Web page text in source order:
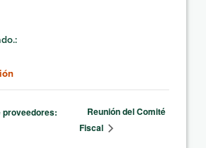
proveedores:
Reunión del Comité
Fiscal